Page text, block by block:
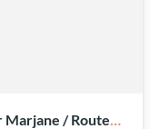
/ Route